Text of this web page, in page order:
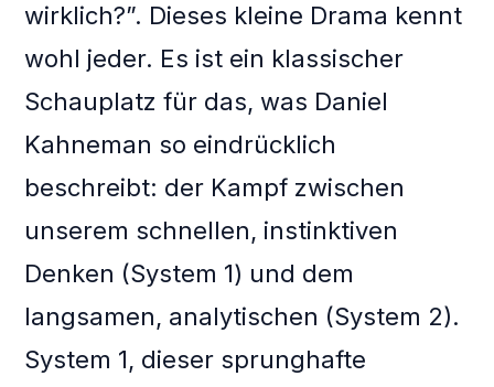
wirklich?”. Dieses kleine Drama kennt
wohl jeder. Es ist ein klassischer
Schauplatz für das, was Daniel
Kahneman so eindrücklich
beschreibt: der Kampf zwischen
unserem schnellen, instinktiven
Denken (System 1) und dem
langsamen, analytischen (System 2).
System 1, dieser sprunghafte